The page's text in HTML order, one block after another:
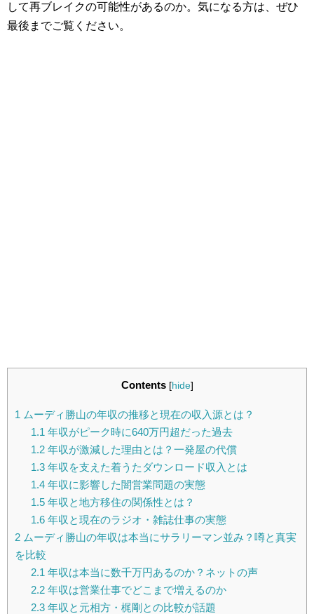
して再ブレイクの可能性があるのか。気になる方は、ぜひ
最後までご覧ください。
Contents [hide]
1 ムーディ勝山の年収の推移と現在の収入源とは？
1.1 年収がピーク時に640万円超だった過去
1.2年収が激減した理由とは？一発屋の代償
1.3年収を支えた着うたダウンロード収入とは
1.4年収に影響した闇営業問題の実態
1.5年収と地方移住の関係性とは？
1.6年収と現在のラジオ・雑誌仕事の実態
2 ムーディ勝山の年収は本当にサラリーマン並み？噂と真実
を比較
2.1 年収は本当に数千万円あるのか？ネットの声
2.2年収は営業仕事でどこまで増えるのか
2.3年収と元相方・梶剛との比較が話題